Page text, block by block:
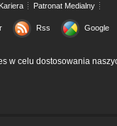
Kariera Patronat Medialny
Rss Google
w celu dostosowania